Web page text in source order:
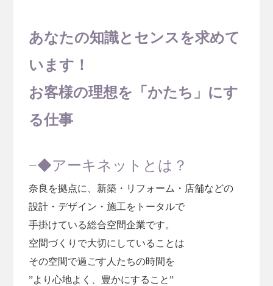
あなたの知識とセンスを求めて
います！
お客様の理想を「かたち」にす
る仕事
−◆アーキネットとは？
奈良を拠点に、新築・リフォーム・店舗などの
設計・デザイン・施⼯をトータルで
⼿掛けている総合空間企業です。
空間づくりで⼤切にしていることは
その空間で過ごす⼈たちの時間を
”より⼼地よく、豊かにすること”